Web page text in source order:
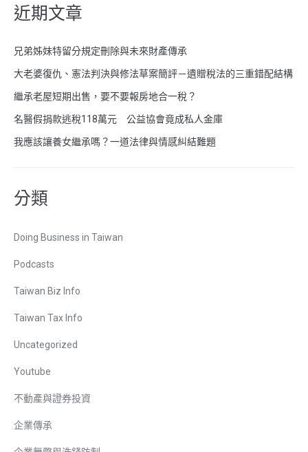
近期文章
兄弟姊妹特留分規定刪除與未來財產傳承
大老婆復仇、憲法判決與修法草案簡評－遺贈稅法的三重錯配結構
繼承老屋短期出售，要不要報房地合一稅？
名醫假捐款逃稅118萬元 公益協會竟成私人金庫
我應該讓養女繼承嗎？一道法律與情感糾結難題
分類
Doing Business in Taiwan
Podcasts
Taiwan Biz Info
Taiwan Tax Info
Uncategorized
Youtube
不動產與證券投資
企業傳承